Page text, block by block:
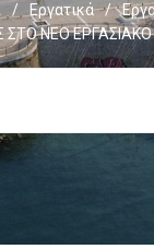
/ Εργατικά /
ΣΤΟ ΝΕΟ